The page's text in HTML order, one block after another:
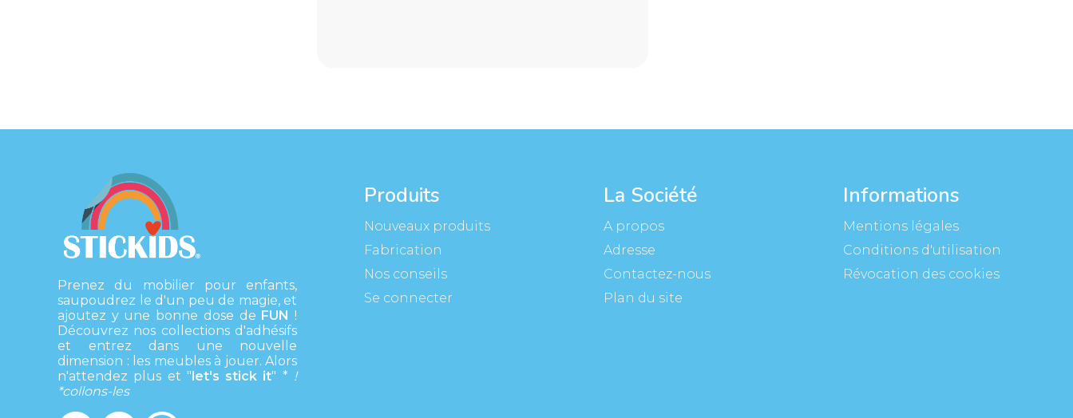
Prenez du mobilier pour enfants,
saupoudrez le d'un peu de magie, et
ajoutez y une bonne dose de FUN !
Découvrez nos collections d'adhésifs
et entrez dans une nouvelle
dimension : les meubles à jouer. Alors
n'attendez plus et "let's stick it" * !
*collons-les
Produits
Nouveaux produits
Fabrication
Nos conseils
Se connecter
La Société
A propos
Adresse
Contactez-nous
Plan du site
Informations
Mentions légales
Conditions d'utilisation
Révocation des cookies